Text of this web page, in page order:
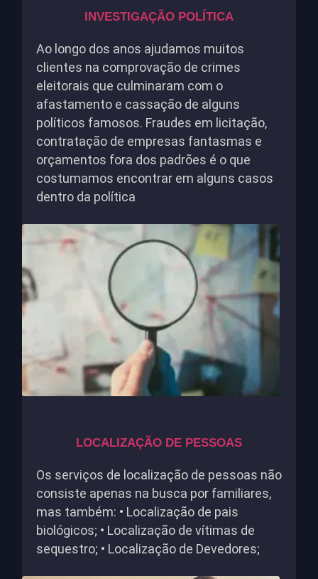
INVESTIGAÇÃO POLÍTICA
Ao longo dos anos ajudamos muitos
clientes na comprovação de crimes
eleitorais que culminaram com o
afastamento e cassação de alguns
políticos famosos. Fraudes em licitação,
contratação de empresas fantasmas e
orçamentos fora dos padrões é o que
costumamos encontrar em alguns casos
dentro da política
LOCALIZAÇÃO DE PESSOAS
Os serviços de localização de pessoas não
consiste apenas na busca por familiares,
mas também: • Localização de pais
biológicos; • Localização de vítimas de
sequestro; • Localização de Devedores;